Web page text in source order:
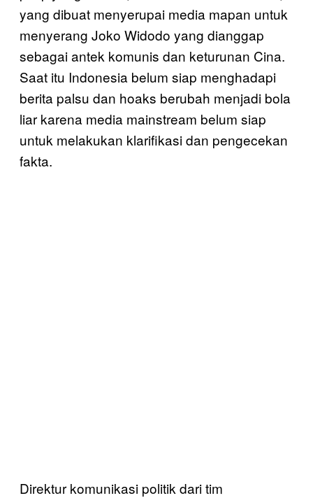
yang dibuat menyerupai media mapan untuk
menyerang Joko Widodo yang dianggap
sebagai antek komunis dan keturunan Cina.
Saat itu Indonesia belum siap menghadapi
berita palsu dan hoaks berubah menjadi bola
liar karena media mainstream belum siap
untuk melakukan klarifikasi dan pengecekan
fakta.
Direktur komunikasi politik dari tim